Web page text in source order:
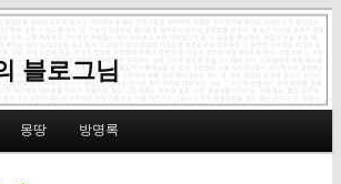
블로그님
content
몽땅 방명록